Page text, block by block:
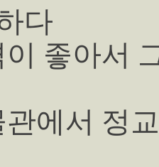
다
좋아서
에서 정